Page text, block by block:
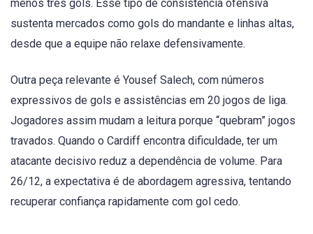
menos três gols. Esse tipo de consistência ofensiva
sustenta mercados como gols do mandante e linhas altas,
desde que a equipe não relaxe defensivamente.
Outra peça relevante é Yousef Salech, com números
expressivos de gols e assistências em 20 jogos de liga.
Jogadores assim mudam a leitura porque “quebram” jogos
travados. Quando o Cardiff encontra dificuldade, ter um
atacante decisivo reduz a dependência de volume. Para
26/12, a expectativa é de abordagem agressiva, tentando
recuperar confiança rapidamente com gol cedo.